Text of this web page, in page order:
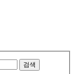
검색